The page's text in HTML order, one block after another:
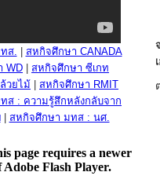
ส.
สหกิจศึกษา CANADA
WD
สหกิจศึกษา ซีเกท
วยไม้
สหกิจศึกษา RMIT
ส : ความรู้สึกหลังกลับจาก
| สหกิจศึกษา มทส : นศ.
page requires a newer
Adobe Flash Player.